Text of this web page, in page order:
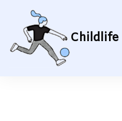
innhold
Childlife